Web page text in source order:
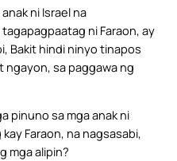
ni Israel na
ni Faraon, ay
Bakit hindi ninyo tinapos
ngayon, sa paggawa ng
pinuno sa mga anak ni
Faraon, na nagsasabi,
mga alipin?